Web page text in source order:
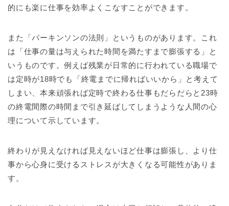
的にも楽に仕事を効率よくこなすことができます。
また「パーキンソンの法則」というものがあります。これ
は「仕事の量は与えられた時間を満たすまで膨張する」と
いうものです。例えば残業が日常的に行われている職場で
は定時が18時でも「終電までに帰ればいいから」と考えて
しまい、本来頑張れば定時で終わる仕事もだらだらと23時
の終電間際の時間まで引き延ばしてしまうような人間の心
理について示しています。
終わりが見えなければ見えないほど仕事は膨張し、より仕
事から心身に受けるストレスが大きくなる可能性がありま
す。